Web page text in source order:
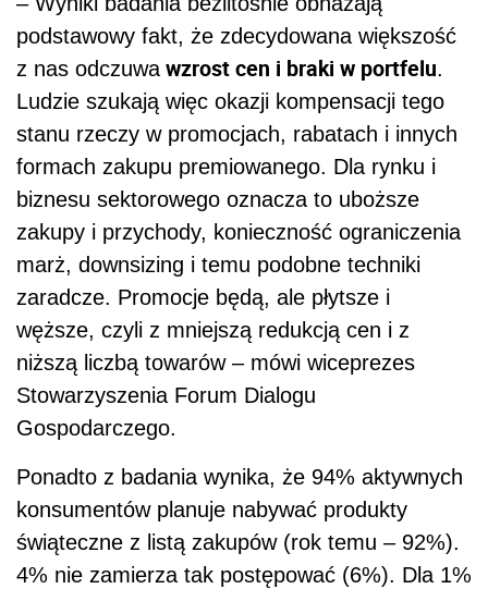
podstawowy fakt, że zdecydowana większość
z nas odczuwawzrost cen i braki w portfelu.
Ludzie szukają więc okazji kompensacji tego
stanu rzeczy w promocjach, rabatach i innych
formach zakupu premiowanego. Dla rynku i
biznesu sektorowego oznacza to uboższe
zakupy i przychody, konieczność ograniczenia
marż, downsizing i temu podobne techniki
zaradcze. Promocje będą, ale płytsze i
węższe, czyli z mniejszą redukcją cen i z
niższą liczbą towarów – mówi wiceprezes
Stowarzyszenia Forum Dialogu
Gospodarczego.
Ponadto z badania wynika, że 94% aktywnych
konsumentów planuje nabywać produkty
świąteczne z listą zakupów (rok temu – 92%).
4% nie zamierza tak postępować (6%). Dla 1%